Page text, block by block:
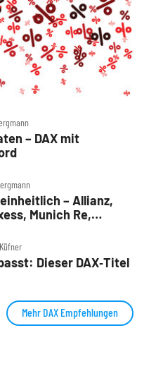
– DAX mit
– Allianz,
Munich Re,
Dieser DAX‑Titel
Mehr DAX Empfehlungen